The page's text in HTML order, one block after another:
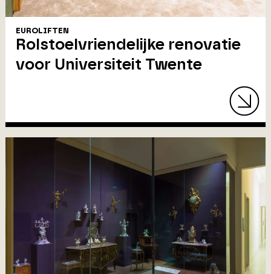
EUROLIFTEN
Rolstoelvriendelijke renovatie
voor Universiteit Twente